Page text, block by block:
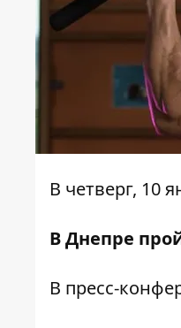
В четверг, 10
В Днепре
В пресс-